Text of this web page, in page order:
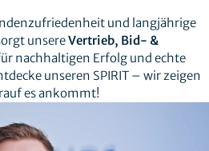
und langjährige
unsereVertrieb, Bid- &
nachhaltigen Erfolg und echte
unseren SPIRIT – wir zeigen
es ankommt!